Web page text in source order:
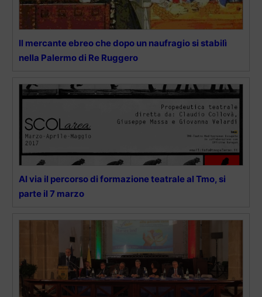
Il mercante ebreo che dopo un naufragio si stabilì
nella Palermo di Re Ruggero
Al via il percorso di formazione teatrale al Tmo, si
parte il 7 marzo